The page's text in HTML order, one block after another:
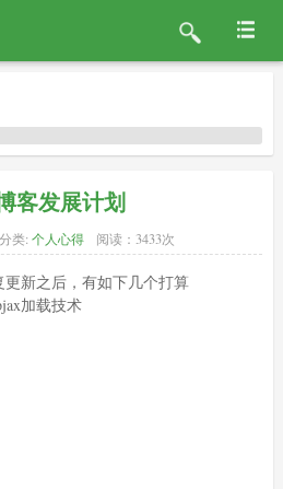
客发展计划
分类: 个人心得 阅读：3433次
新之后，有如下几个打算
加载技术